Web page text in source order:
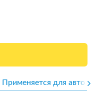
Применяется для авто